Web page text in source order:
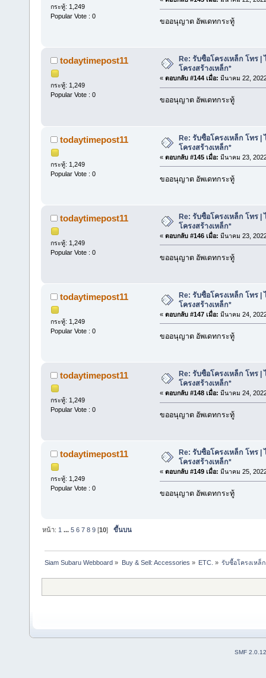
กระทู้: 1,249
Popular Vote : 0
ขออนุญาต อัพเดทกระทู้
todaytimepost11
กระทู้: 1,249
Popular Vote : 0
Re: รับซื้อโครงเหล็ก โทร |
โครงสร้างเหล็ก*
« ตอบกลับ #144 เมื่อ: มีนาคม 22,
ขออนุญาต อัพเดทกระทู้
todaytimepost11
กระทู้: 1,249
Popular Vote : 0
Re: รับซื้อโครงเหล็ก โทร |
โครงสร้างเหล็ก*
« ตอบกลับ #145 เมื่อ: มีนาคม 23,
ขออนุญาต อัพเดทกระทู้
todaytimepost11
กระทู้: 1,249
Popular Vote : 0
Re: รับซื้อโครงเหล็ก โทร |
โครงสร้างเหล็ก*
« ตอบกลับ #146 เมื่อ: มีนาคม 23,
ขออนุญาต อัพเดทกระทู้
todaytimepost11
กระทู้: 1,249
Popular Vote : 0
Re: รับซื้อโครงเหล็ก โทร |
โครงสร้างเหล็ก*
« ตอบกลับ #147 เมื่อ: มีนาคม 24,
ขออนุญาต อัพเดทกระทู้
todaytimepost11
กระทู้: 1,249
Popular Vote : 0
Re: รับซื้อโครงเหล็ก โทร |
โครงสร้างเหล็ก*
« ตอบกลับ #148 เมื่อ: มีนาคม 24,
ขออนุญาต อัพเดทกระทู้
todaytimepost11
กระทู้: 1,249
Popular Vote : 0
Re: รับซื้อโครงเหล็ก โทร |
โครงสร้างเหล็ก*
« ตอบกลับ #149 เมื่อ: มีนาคม 25,
ขออนุญาต อัพเดทกระทู้
หน้า:1 ...5 6 7 8 9 [10]ขึ้นบน
Siam Subaru Webboard » Buy & Sell: Accessories » ETC. » รับซื้อโครงเหล็
SMF 2.0.12